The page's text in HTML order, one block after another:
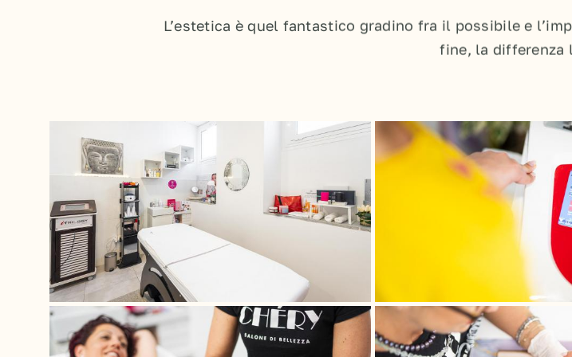
L’estetica è quel fantastico gradino fra il possibile e
fine, la differenza